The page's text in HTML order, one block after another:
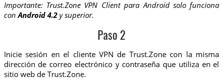
Importante: Trust.Zone VPN Client para Android solo funciona
conAndroid 4.2y superior.
Paso 2
Inicie sesión en el cliente VPN de Trust.Zone con la misma
dirección de correo electrónico y contraseña que utiliza en el
sitio web de Trust.Zone.